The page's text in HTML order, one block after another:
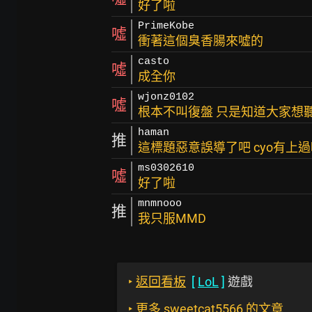
好了啦
噓 PrimeKobe
衝著這個臭香腸來噓的
噓 casto
成全你
噓 wjonz0102
根本不叫復盤 只是知道大家想
推 haman
這標題惡意誤導了吧 cyo有上
噓 ms0302610
好了啦
推 mnmnooo
我只服MMD
‣ 返回看板 [ LoL ] 遊戲
‣ 更多 sweetcat5566 的文章